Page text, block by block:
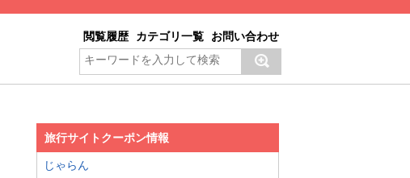
閲覧履歴 カテゴリ一覧 お問い合わせ
旅行サイトクーポン情報
じゃらん